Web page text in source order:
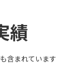
績
含まれています